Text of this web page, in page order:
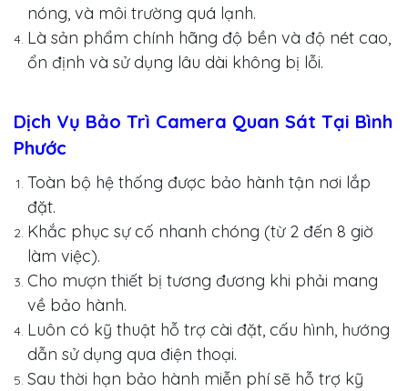
nóng, và môi trường quá lạnh.
Là sản phẩm chính hãng độ bền và độ nét cao,
ổn định và sử dụng lâu dài không bị lỗi.
Dịch Vụ Bảo Trì Camera Quan Sát Tại Bình
Phước
Toàn bộ hệ thống được bảo hành tận nơi lắp
đặt.
Khắc phục sự cố nhanh chóng (từ 2 đến 8 giờ
làm việc).
Cho mượn thiết bị tương đương khi phải mang
về bảo hành.
Luôn có kỹ thuật hỗ trợ cài đặt, cấu hình, hướng
dẫn sử dụng qua điện thoại.
Sau thời hạn bảo hành miễn phí sẽ hỗ trợ kỹ